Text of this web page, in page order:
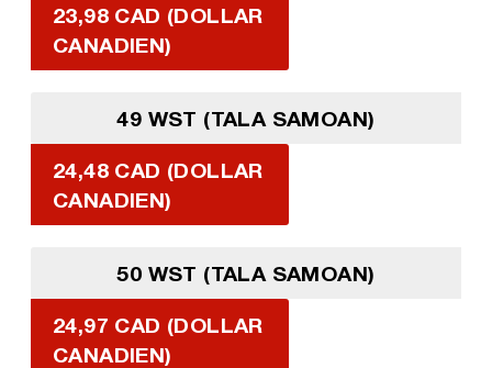
23,98 CAD (DOLLAR
CANADIEN)
49 WST (TALA SAMOAN)
24,48 CAD (DOLLAR
CANADIEN)
50 WST (TALA SAMOAN)
24,97 CAD (DOLLAR
CANADIEN)